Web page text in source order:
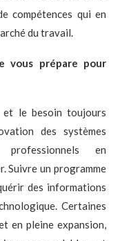
compétences qui en
du travail.
vous prépare pour
et le besoin toujours
des systèmes
en
Suivre un programme
des informations
Certaines
en pleine expansion,